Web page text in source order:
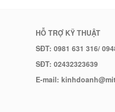
HỖ TRỢ KỸ THUẬT
SĐT: 0981 631 316/
SĐT: 02432323639
E-mail: